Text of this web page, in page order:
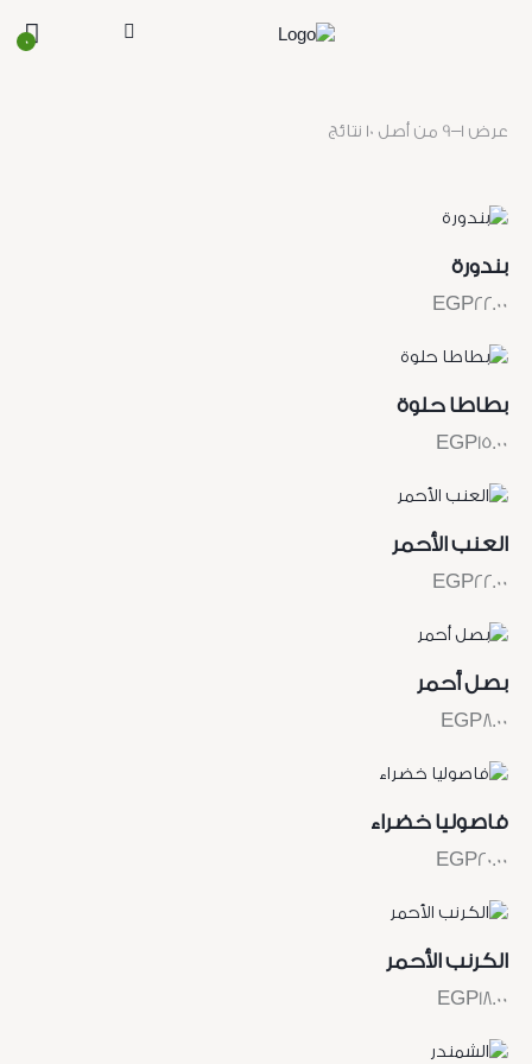
عرض 1–9 من أصل 10 نتائج
بندورة
EGP22.00
بطاطا حلوة
EGP15.00
العنب الأحمر
EGP22.00
بصل أحمر
EGP8.00
فاصوليا خضراء
EGP20.00
الكرنب الأحمر
EGP18.00